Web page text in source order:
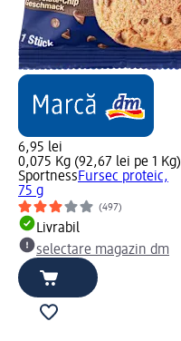
6,95 lei
0,075 Kg (92,67 lei pe 1 Kg)
SportnessFursec proteic,
75 g
(497)
Livrabil
selectare magazin dm